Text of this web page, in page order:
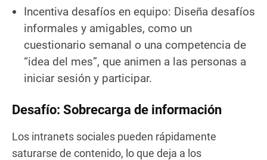
Incentiva desafíos en equipo: Diseña desafíos
informales y amigables, como un
cuestionario semanal o una competencia de
“idea del mes”, que animen a las personas a
iniciar sesión y participar.
Desafío: Sobrecarga de información
Los intranets sociales pueden rápidamente
saturarse de contenido, lo que deja a los